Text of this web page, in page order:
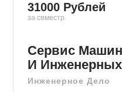
31000 Рублей
за семестр
Сервис
И
Инженерное Дело